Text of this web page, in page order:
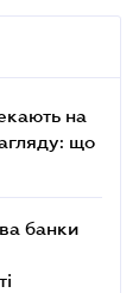
на
що
банки